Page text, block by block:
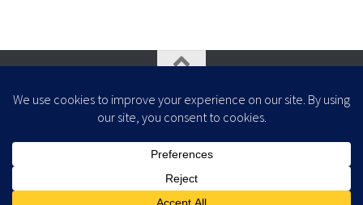
- Zaprojektowany z